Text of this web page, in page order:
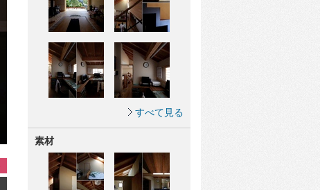
すべて見る
素材